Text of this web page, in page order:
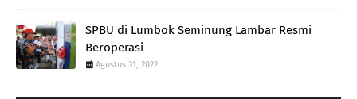
SPBU di Lumbok Seminung Lambar Resmi
Beroperasi
Agustus 31, 2022